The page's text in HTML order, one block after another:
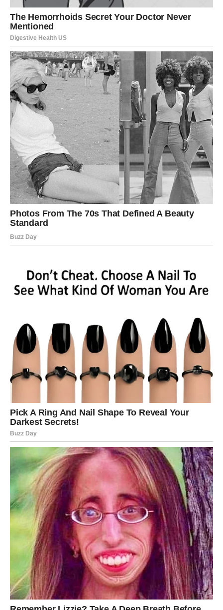
verovali.
Ovi događaji neće biti beznačajni. Naprotiv, imaće
potencijal da utiču na naredni period mnogo više nego
što trenutno možete da pretpostavite.
Ništa više neće biti isto
Posle svih dešavanja koja donosi period do 8. juna,
mnoge Vage će imati osećaj da su prošle kroz čitav vrtlog
emocija i promena. Povratak prošlosti, veliko iznenađenje
i završni šokovi stvoriće utisak da se sudbina ubrzano
pobrinula da pomeri granice svega što ste očekivali.
Neki odnosi dobiće potpuno novo značenje. Neki planovi
krenuće drugim putem. Pojedine istine postaće
nemoguće za ignorisanje. Upravo zbog toga kraj ovog
perioda neće proći mirno niti predvidivo.